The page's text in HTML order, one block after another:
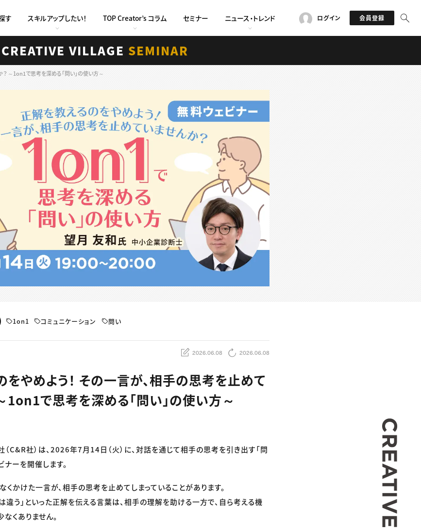
す スキルアップしたい！ TOP Creator’s コラム セミナー ニュース・トレンド ログイン 会員登録
CREATIVE VILLAGE SEMINAR
～1on1で思考を深める「問い」の使い方～
1on1 コミュニケーション 問い
2026.06.08 2026.06.08
をやめよう！ その一言が、相手の思考を止めて
1on1で思考を深める「問い」の使い方～
（C&R社）は、2026年7月14日（火）に、対話を通じて相手の思考を引き出す「問
ナーを開催します。
くかけた一言が、相手の思考を止めてしまっていることがあります。
は違う」といった正解を伝える言葉は、相手の理解を助ける一方で、自ら考える機
くありません。